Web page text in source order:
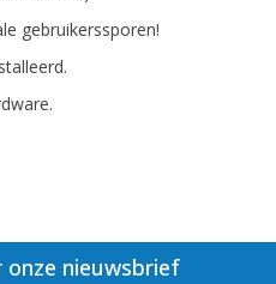
gebruikerssporen!
onze nieuwsbrief